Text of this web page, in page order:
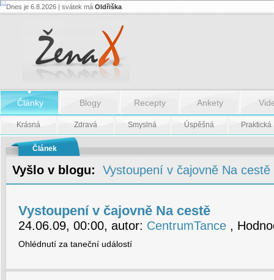
Vystoupení
čajovně
Na
cestě
Dnes je 6.8.2026 | svátek má Oldřiška
Články Blogy Recepty Ankety
Krásná Zdravá Smyslná Úspěšná Praktická
Článek
Vyšlo v blogu: Vystoupení v čajovně Na cestě
Vystoupení v čajovně Na cestě
24.06.09, 00:00, autor: CentrumTance ,
Ohlédnutí za taneční událostí